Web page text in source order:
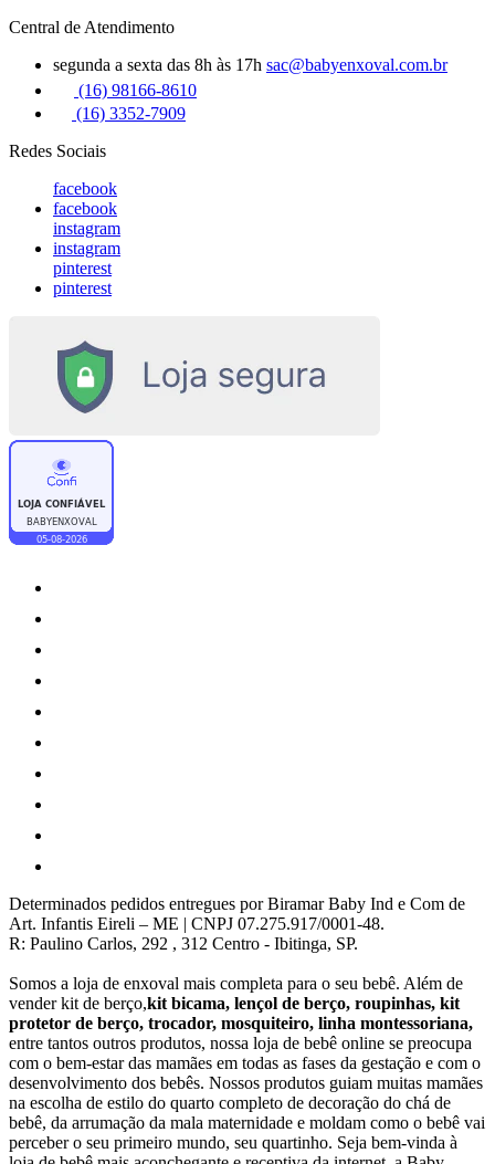
Central de Atendimento
segunda a sexta das 8h às 17h sac@babyenxoval.com.br
(16) 98166-8610
(16) 3352-7909
Redes Sociais
facebook
facebook
instagram
instagram
pinterest
pinterest
Determinados pedidos entregues por Biramar Baby Ind e Com de
Art. Infantis Eireli – ME | CNPJ 07.275.917/0001-48.
R: Paulino Carlos, 292 , 312 Centro - Ibitinga, SP.
Somos a loja de enxoval mais completa para o seu bebê. Além de
vender kit de berço,kit bicama, lençol de berço, roupinhas, kit
protetor de berço, trocador, mosquiteiro, linha montessoriana,
entre tantos outros produtos, nossa loja de bebê online se preocupa
com o bem-estar das mamães em todas as fases da gestação e com o
desenvolvimento dos bebês. Nossos produtos guiam muitas mamães
na escolha de estilo do quarto completo de decoração do chá de
bebê, da arrumação da mala maternidade e moldam como o bebê vai
perceber o seu primeiro mundo, seu quartinho. Seja bem-vinda à